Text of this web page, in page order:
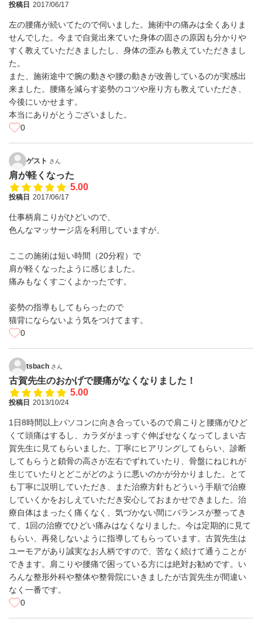
投稿日 2017/06/17
左の腰痛が続いてたので伺いました。施術中の痛みは全くありま
せんでした。今まで自覚出来ていた身体の固さの原因も分かりや
すく教えていただきましたし、身体の歪みも教えていただきまし
た。
また、施術途中で腕の動きや腰の動きが改善しているのが実感出
来ました。腰痛を減らす姿勢のコツや座り方も教えていただき、
今後にいかせます。
本当にありがとうございました。
0
ゲスト さん
肩が軽くなった
5.00
投稿日 2017/06/17
仕事柄肩こりがひどいので、
色んなマッサージ店を利用していますが、
ここの施術は短い時間（20分程）で
肩が軽くなったように感じました。
痛みもなくすごくよかったです。
姿勢の指導もしてもらったので
猫背にならないよう気をつけてます。
0
tsbach さん
古賀先生のおかげで腰痛がなくなりました！
5.00
投稿日 2013/10/24
1日8時間以上パソコンに向き合っているので肩こりと腰痛がひど
くて頭痛はするし、カラダがまっすぐ伸ばせなくなってしまい古
賀先生に見てもらいました。丁寧にヒアリングしてもらい、診断
してもらうと鎖骨の高さが左右でずれていたり、骨盤にねじれが
生じていたりとどこがどのように悪いのかが分かりました。とて
も丁寧に説明していただき、また治療方針もどういう手順で治療
していくかをおしえていただき安心しておまかせできました。治
療自体はまったく痛くなく、気づかない間にバランスが整ってき
て、1回の治療でひどい痛みはなくなりました。今は定期的に見て
もらい、再発しないように指導してもらっています。古賀先生は
ユーモアがあり誠実なお人柄ですので、苦なく続けて通うことが
できます。肩こりや腰痛で困っている方には絶対お勧めです。い
ろんな整形外科や整体や整骨院にいきましたが古賀先生が間違い
なく一番です。
0